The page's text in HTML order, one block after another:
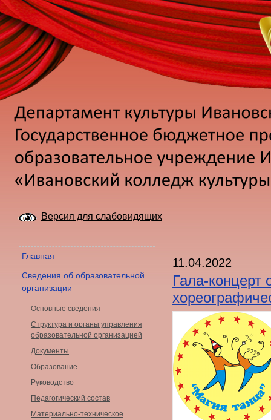
Версия для слабовидящих
Главная
Сведения об образовательной
организации
Основные сведения
Структура и органы управления
образовательной организацией
Документы
Образование
Руководство
Педагогический состав
Материально-техническое
11.04.2022
Гала-концерт